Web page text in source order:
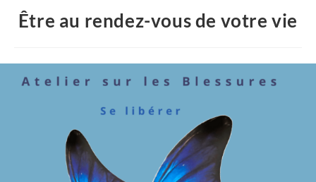
Être au rendez-vous de votre vie